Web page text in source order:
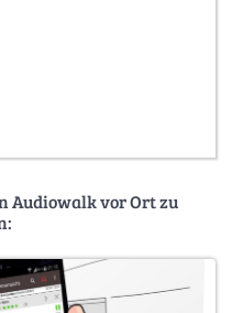
Audiowalk vor Ort zu